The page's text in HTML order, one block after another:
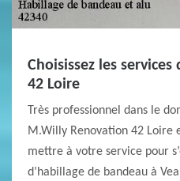
Choisissez les
42 Loire
Très professionnel dans le
M.Willy Renovation 42 Loire
mettre à votre service pour
d’habillage de bandeau à